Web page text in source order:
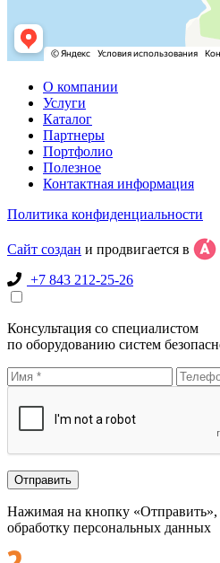
О компании
Услуги
Каталог
Партнеры
Портфолио
Полезное
Контактная информация
Политика конфиденциальности
Сайт создан и продвигается в
+7 843 212-25-26
Консультация со специалистом
по оборудованию систем
Нажимая на кнопку «Отправить»,
обработку персональных данных